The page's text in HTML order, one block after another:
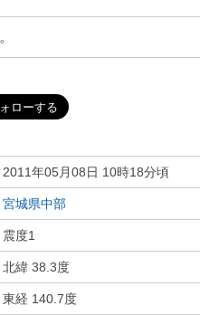
2011年05月08日 10時18分頃
宮城県中部
震度1
北緯 38.3度
東経 140.7度